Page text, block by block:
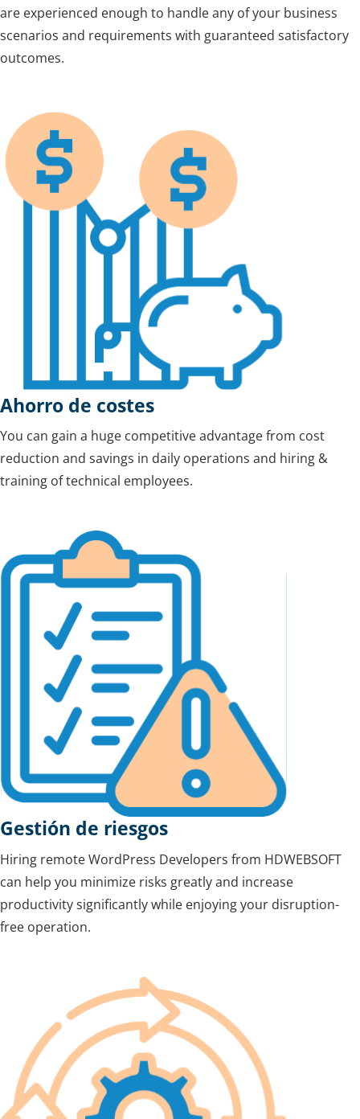
are experienced enough to handle any of your business
scenarios and requirements with guaranteed satisfactory
outcomes.
Ahorro de costes
You can gain a huge competitive advantage from cost
reduction and savings in daily operations and hiring &
training of technical employees.
Gestión de riesgos
Hiring remote WordPress Developers from HDWEBSOFT
can help you minimize risks greatly and increase
productivity significantly while enjoying your disruption-
free operation.